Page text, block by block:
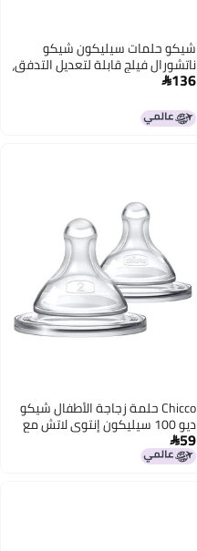
شيكو حلمات سيليكون شيكو
ناتشورال فيلج قابلة لتعديل التدفق،
136
Chicco حلمة زجاجة الأطفال شيكو
ديو 100 سيليكون إنتوي لاتش مع
صمام مضاد للمغص بملمس يشبه
59